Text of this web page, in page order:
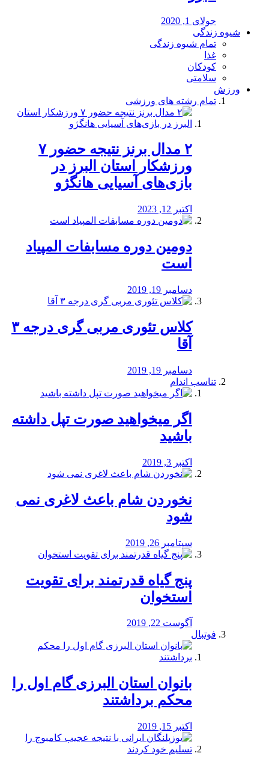
جولای 1, 2020
شیوه زندگی
تمام شیوه زندگی
غذا
کودکان
سلامتی
ورزش
تمام رشته های ورزشی
۲ مدال برنز نتیجه حضور ۷
ورزشکار استان البرز در
بازی‌های آسیایی هانگژو
اکتبر 12, 2023
دومین دوره مسابفات المپیاد
است
دسامبر 19, 2019
کلاس تئوری مربی گری درجه ۳
آقا
دسامبر 19, 2019
تناسب اندام
اگر میخواهید صورت تپل داشته
باشید
اکتبر 3, 2019
نخوردن شام باعث لاغری نمی
‌شود
سپتامبر 26, 2019
پنج گیاه قدرتمند برای تقویت
استخوان
آگوست 22, 2019
فوتبال
بانوان استان البرزی گام اول را
محكم برداشتند
اکتبر 15, 2019